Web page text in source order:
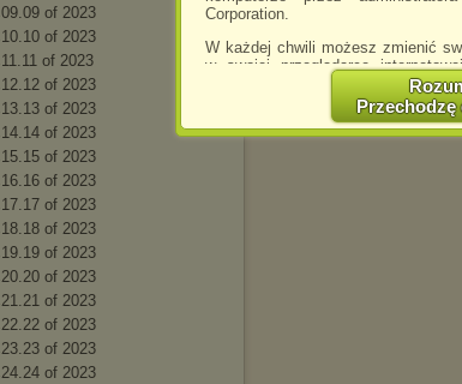
Corporation.
W każdej chwili możesz zmienić
w swojej przeglądarce
http://
Jednocześnie informujemy że
spowodować ograniczenie
Przechodzę
09.09 of 2023
10.10 of 2023
11.11 of 2023
12.12 of 2023
13.13 of 2023
14.14 of 2023
15.15 of 2023
16.16 of 2023
17.17 of 2023
18.18 of 2023
19.19 of 2023
20.20 of 2023
21.21 of 2023
22.22 of 2023
23.23 of 2023
24.24 of 2023